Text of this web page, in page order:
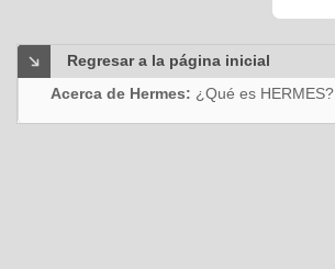
Regresar a la página inicial
Acerca de Hermes: ¿Qué es HERMES?